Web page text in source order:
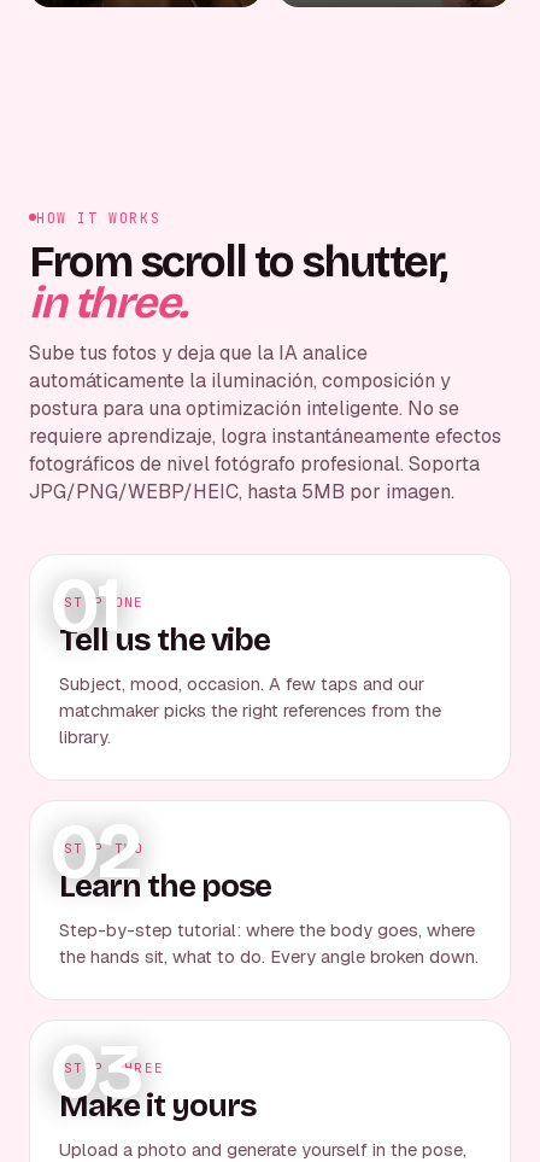
HOW IT WORKS
From scroll to shutter,
in three.
Sube tus fotos y deja que la IA analice
automáticamente la iluminación, composición y
postura para una optimización inteligente. No se
requiere aprendizaje, logra instantáneamente efectos
fotográficos de nivel fotógrafo profesional. Soporta
JPG/PNG/WEBP/HEIC, hasta 5MB por imagen.
01
STEP ONE
Tell us the vibe
Subject, mood, occasion. A few taps and our
matchmaker picks the right references from the
library.
02
STEP TWO
Learn the pose
Step-by-step tutorial: where the body goes, where
the hands sit, what to do. Every angle broken down.
03
STEP THREE
Make it yours
Upload a photo and generate yourself in the pose,